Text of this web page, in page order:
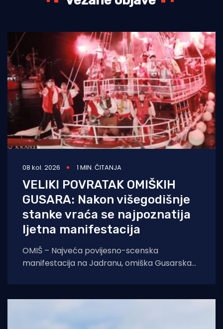
08 kol. 2026 1 MIN. ČITANJA
VELIKI POVRATAK OMIŠKIH
GUSARA: Nakon višegodišnje
stanke vraća se najpoznatija
ljetna manifestacija
OMIŠ – Najveća povijesno-scenska
manifestacija na Jadranu, omiška Gusarska